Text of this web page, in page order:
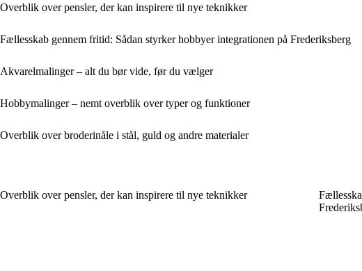
Overblik over pensler, der kan inspirere til nye teknikker
Fællesskab gennem fritid: Sådan styrker hobbyer integrationen på Frederiksberg
Akvarelmalinger – alt du bør vide, før du vælger
Hobbymalinger – nemt overblik over typer og funktioner
Overblik over broderinåle i stål, guld og andre materialer
Overblik over pensler, der kan inspirere til nye teknikker